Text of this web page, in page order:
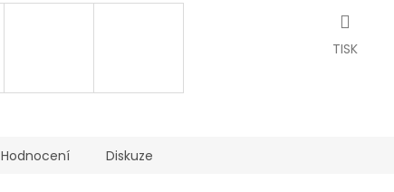
TISK
Hodnocení Diskuze